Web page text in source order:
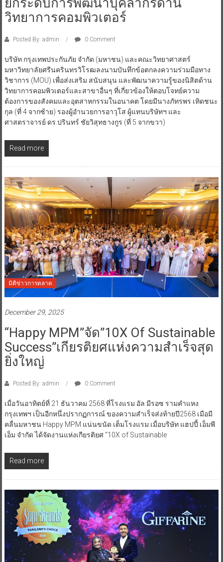
วิทยาการคอมพิวเตอร์
Posted By: admin 0 Comment
บริษัท กรุงเทพประกันภัย จำกัด (มหาชน) และคณะวิทยาศาสตร์
มหาวิทยาลัยศรีนครินทรวิโรฒลงนามบันทึกข้อตกลงความร่วมมือทาง
วิชาการ (MOU) เพื่อส่งเสริม สนับสนุน และพัฒนาความรู้ของนิสิตด้าน
วิทยาการคอมพิวเตอร์และสาขาอื่นๆ ที่เกี่ยวข้องให้ตอบโจทย์ความ
ต้องการของสังคมและอุตสาหกรรมในอนาคต โดยมีนางภัทรพร เทิดชนะ
กุล (ที่ 4 จากซ้าย) รองผู้อำนวยการอาวุโส ผู้แทนบริษัทฯ และ
ศาสตราจารย์ ดร.ปรินทร์ ชัยวิสุทธางกูร (ที่ 5 จากขวา)
Read more
มิติข่าวการตลาด
December 29, 2025
“Happy MPM”จัด”10X Of Sustainable
Success”เกียรติยศแห่งความสำเร็จสุด
ยิ่งใหญ่
Posted By: admin 0 Comment
เมื่อวันอาทิตย์ที่ 21 ธันวาคม 2568 ที่โรงแรม อัล มีรอซ รามคำแหง
กรุงเทพฯ เป็นอีกหนึ่งปรากฏการณ์ ของความสำเร็จส่งท้ายปี2568 เมือมี
คลื่นมหาชน Happy MPM แน่นขนัด เต็มโรงแรม เมื่อบริษัท แฮปปี้ เอ็มพี
เอ็ม จำกัด ได้จัดงานแห่งเกียรติยศ “10X of Sustainable
Read more